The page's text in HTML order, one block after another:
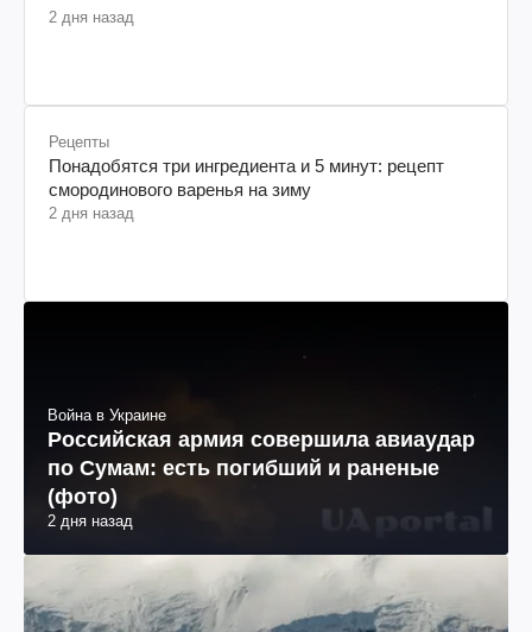
2 дня назад
Рецепты
Понадобятся три ингредиента и 5 минут: рецепт
смородинового варенья на зиму
2 дня назад
Война в Украине
Российская армия совершила авиаудар
по Сумам: есть погибший и раненые
(фото)
2 дня назад